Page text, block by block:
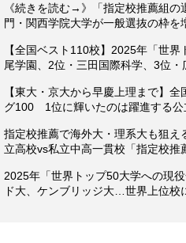
《続きを読む→》「指定校推薦組
門・関西学院大学が一般選抜の枠を
【全国ベスト110校】2025年「世
尾学園、2位・三田国際科学、3位
【東大・京大から早慶上理まで】
グ100 1位に輝いたのは躍進する公
指定校推薦で海外大・理系大も狙
立高校vs私立中高一貫校「指定校推
2025年「世界トップ50大学への現
ド大、ケンブリッジ大…世界上位校